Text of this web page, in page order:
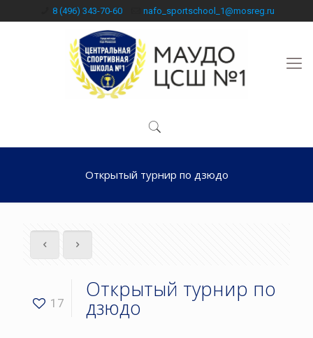
8 (496) 343-70-60 nafo_sportschool_1@mosreg.ru
Открытый турнир по дзюдо
17
Открытый турнир по
дзюдо